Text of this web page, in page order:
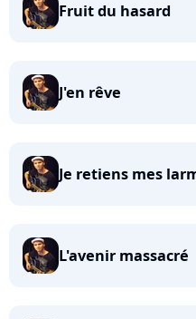
Fruit du hasard
J'en rêve
Je retiens mes
L'avenir massacré